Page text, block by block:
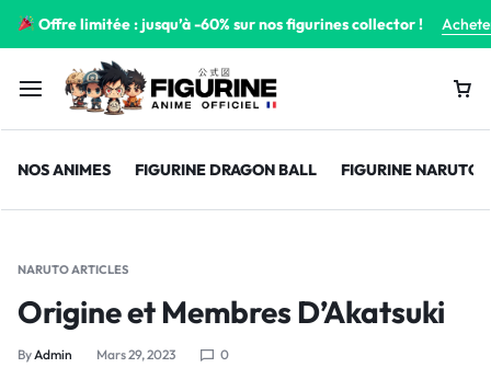
Offre limitée : jusqu’à -60% sur nos figurines collector !
NOS ANIMES FIGURINE DRAGON BALL FIGURINE NARUTO
NARUTO ARTICLES
Origine et Membres D’Akatsuki
ByAdmin Mars 29, 2023 0